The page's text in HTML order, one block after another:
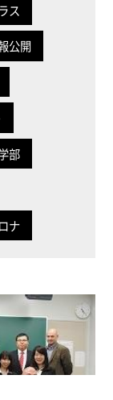
ス
公開
部
ナ